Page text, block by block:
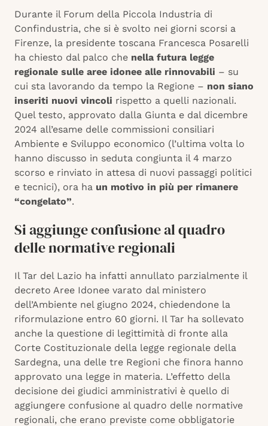
Durante il Forum della Piccola Industria di
Confindustria, che si è svolto nei giorni scorsi a
Firenze, la presidente toscana Francesca Posarelli
ha chiesto dal palco che nella futura legge
regionale sulle aree idonee alle rinnovabili – su
cui sta lavorando da tempo la Regione – non siano
inseriti nuovi vincoli rispetto a quelli nazionali.
Quel testo, approvato dalla Giunta e dal dicembre
2024 all’esame delle commissioni consiliari
Ambiente e Sviluppo economico (l’ultima volta lo
hanno discusso in seduta congiunta il 4 marzo
scorso e rinviato in attesa di nuovi passaggi politici
e tecnici), ora ha un motivo in più per rimanere
“congelato”.
Si aggiunge confusione al quadro
delle normative regionali
Il Tar del Lazio ha infatti annullato parzialmente il
decreto Aree Idonee varato dal ministero
dell’Ambiente nel giugno 2024, chiedendone la
riformulazione entro 60 giorni. Il Tar ha sollevato
anche la questione di legittimità di fronte alla
Corte Costituzionale della legge regionale della
Sardegna, una delle tre Regioni che finora hanno
approvato una legge in materia. L’effetto della
decisione dei giudici amministrativi è quello di
aggiungere confusione al quadro delle normative
regionali, che erano previste come obbligatorie